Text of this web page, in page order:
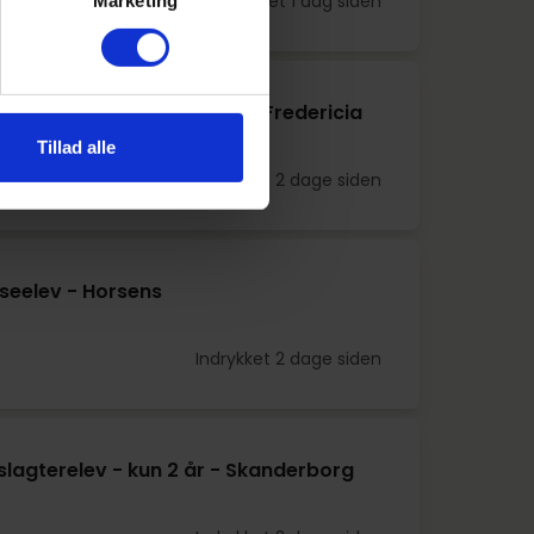
Tillad alle
med speciale - Fredericia
Indrykket 2 dage siden
- Horsens
Indrykket 2 dage siden
- kun 2 år - Skanderborg